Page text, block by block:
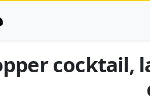
cocktail,